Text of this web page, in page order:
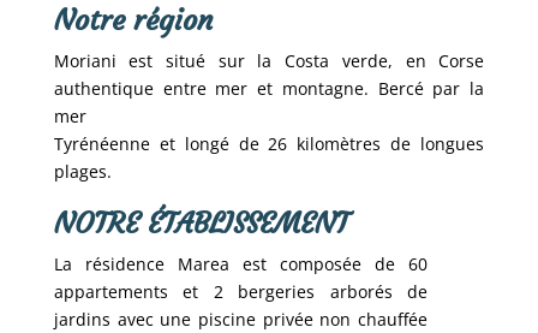
Notre région
Moriani est situé sur la Costa verde, en Corse
authentique entre mer et montagne. Bercé par la
mer
Tyrénéenne et longé de 26 kilomètres de longues
plages.
NOTRE ÉTABLISSEMENT
La résidence Marea est composée de 60
appartements et 2 bergeries arborés de
jardins avec une piscine privée non chauffée